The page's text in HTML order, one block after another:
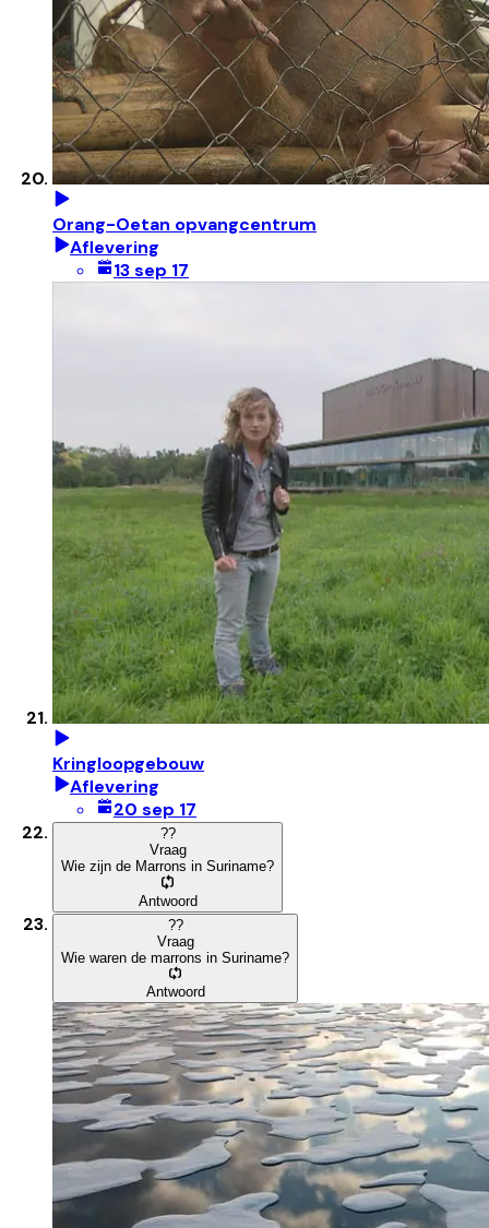
Orang-Oetan opvangcentrum
Aflevering
13 sep 17
Kringloopgebouw
Aflevering
20 sep 17
??
Vraag
Wie zijn de Marrons in Suriname?
Antwoord
??
Vraag
Wie waren de marrons in Suriname?
Antwoord